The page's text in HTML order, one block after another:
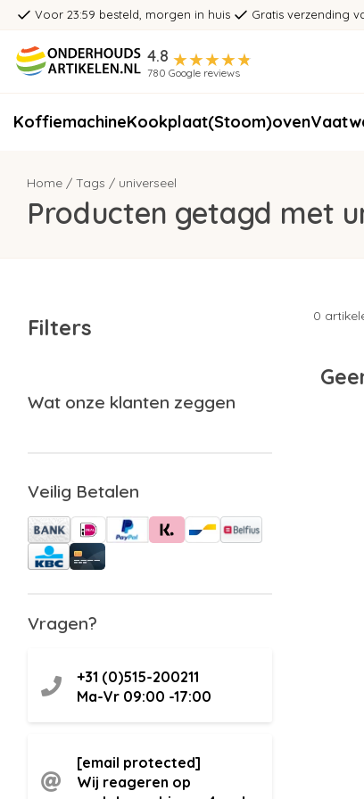
Voor 23:59 besteld, morgen in huis Gratis verzending
4.8
780 Google reviews
KoffiemachineKookplaat(Stoom)oven
Home / Tags / universeel
Producten getagd met
Filters
Wat onze klanten zeggen
Veilig Betalen
Vragen?
+31 (0)515-200211
Ma-Vr 09:00 -17:00
[email protected]
Wij reageren op
0